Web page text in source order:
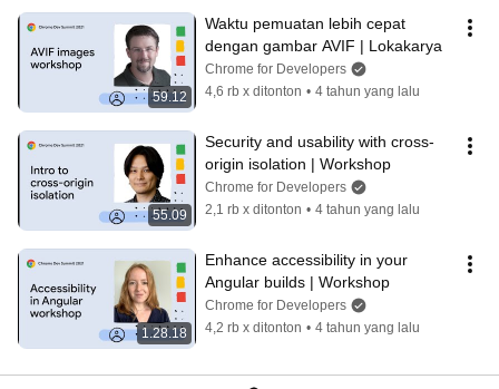
59.12
Waktu pemuatan lebih cepat
dengan gambar AVIF | Lokakarya
Chrome for Developers
4,6 rb x ditonton • 4 tahun yang lalu
55.09
Security and usability with cross-
origin isolation | Workshop
Chrome for Developers
2,1 rb x ditonton • 4 tahun yang lalu
1.28.18
Enhance accessibility in your
Angular builds | Workshop
Chrome for Developers
4,2 rb x ditonton • 4 tahun yang lalu